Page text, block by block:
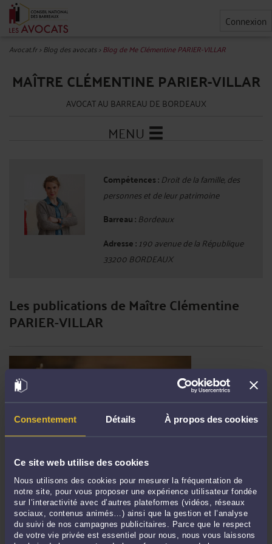
Consentement Détails À propos des cookies
Ce site web utilise des cookies
Nous utilisons des cookies pour mesurer la fréquentation de
notre site, pour vous proposer une expérience utilisateur fondée
sur l’interactivité avec d’autres plateformes (vidéos, réseaux
sociaux, contenus animés…) ainsi que la gestion et l’analyse
du suivi de nos campagnes publicitaires. Parce que le respect
de votre vie privée est essentiel pour nous, nous vous laissons
Connexion
Avocat.fr>Blog des avocats>Blog de Me Clémentine PARIER-VILLAR
MAÎTRE CLÉMENTINE PARIER-VILLAR
AVOCAT AU BARREAU DE BORDEAUX
MENU
Compétences : Droit de la famille, des
personnes et de leur patrimoine
Barreau : Bordeaux
Adresse :190 avenue de la République
33200 BORDEAUX
Les publications de Maître Clémentine
PARIER-VILLAR
HANDICAP DE L'ENFANT ET SÉPARATION DES PARENTS : LES
QUESTIONS QUE LA MDPH NE TRANCHE PAS
ParClémentine PARIER-VILLARle 28/05/2026
Lorsque les parents d'un enfant en situation de handicap se séparent, les
démarches MDPH deviennent un terrain supplémentaire de complexité ; et